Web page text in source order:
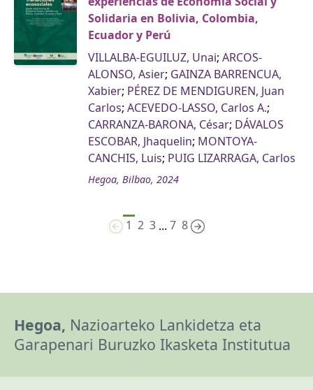
Solidaria en Bolivia, Colombia,
Ecuador y Perú
VILLALBA-EGUILUZ, Unai; ARCOS-
ALONSO, Asier; GAINZA BARRENCUA,
Xabier; PÉREZ DE MENDIGUREN, Juan
Carlos; ACEVEDO-LASSO, Carlos A.;
CARRANZA-BARONA, César; DÁVALOS
ESCOBAR, Jhaquelin; MONTOYA-
CANCHIS, Luis; PUIG LIZARRAGA, Carlos
Hegoa, Bilbao, 2024
1 2 3 ... 7 8
Hegoa, Nazioarteko Lankidetza eta
Garapenari Buruzko Ikasketa Institutua